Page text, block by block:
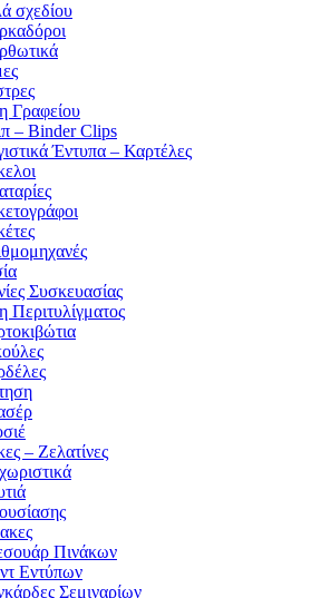
σχεδίου
Γραφείου
– Binder Clips
Έντυπα – Καρτέλες
Συσκευασίας
Περιτυλίγματος
– Ζελατίνες
Πινάκων
Εντύπων
Σεμιναρίων